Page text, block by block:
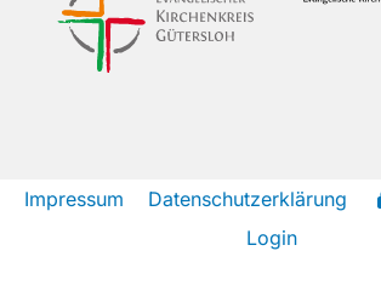
Impressum Datenschutzerklärung
Login